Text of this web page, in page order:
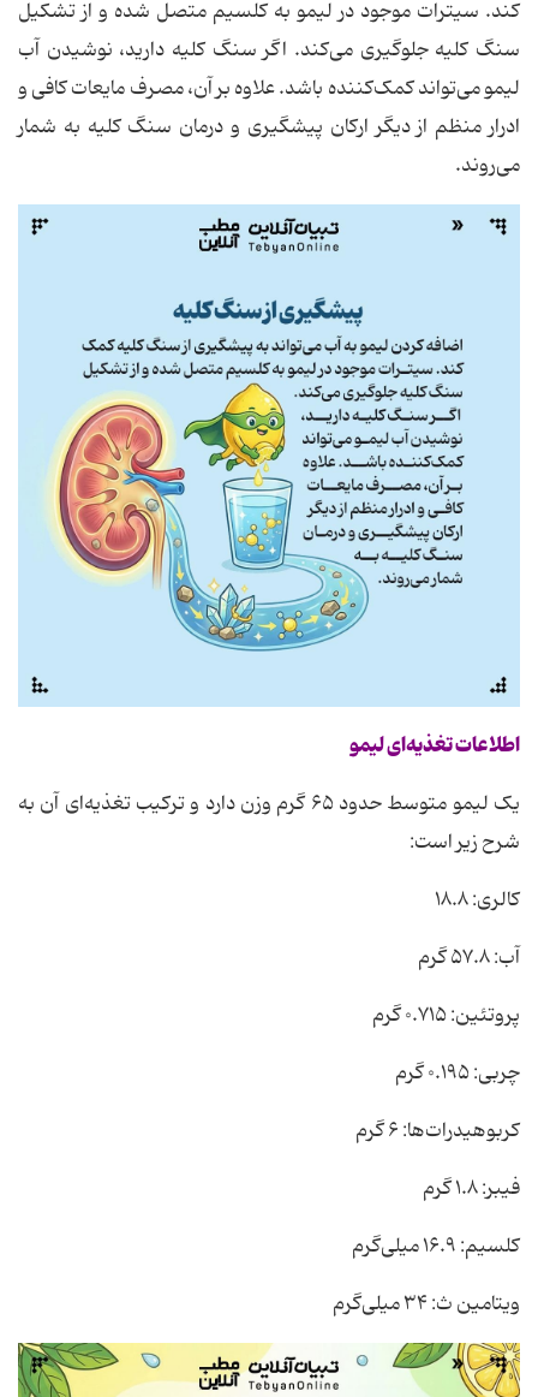
کند. سیترات موجود در لیمو به کلسیم متصل شده و از تشکیل
سنگ کلیه جلوگیری می‌کند. اگر سنگ کلیه دارید، نوشیدن آب
لیمو می‌تواند کمک‌کننده باشد. علاوه بر آن، مصرف مایعات کافی و
ادرار منظم از دیگر ارکان پیشگیری و درمان سنگ کلیه به شمار
می‌روند.
اطلاعات تغذیه‌ای لیمو
یک لیمو متوسط حدود ۶۵ گرم وزن دارد و ترکیب تغذیه‌ای آن به
شرح زیر است:
کالری: ۱۸.۸
آب: ۵۷.۸ گرم
پروتئین: ۰.۷۱۵ گرم
چربی: ۰.۱۹۵ گرم
کربوهیدرات‌ها: ۶ گرم
فیبر: ۱.۸ گرم
کلسیم: ۱۶.۹ میلی‌گرم
ویتامین ث: ۳۴ میلی‌گرم